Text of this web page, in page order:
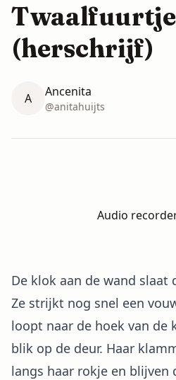
Twaalfuurtje
(herschrijf)
A Ancenita
@anitahuijts
Audio
De klok aan de wand slaat
Ze strijkt nog snel een
loopt naar de hoek van de
blik op de deur. Haar
langs haar rokje en blijven